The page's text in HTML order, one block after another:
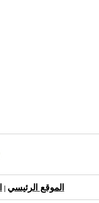
الموقع الرئيسي